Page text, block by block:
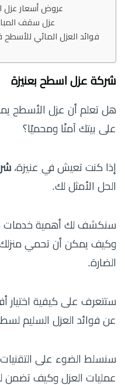
عروض أسعار عزل
عزل سقف
فوائد العزل المائي للأسطح
شركة عزل اسطح بعنيزة
هل تعلم أن عزل الأسطح
على بيتك آمنًا ومحميًا؟
إذا كنت تعيش في عنيزة،
الحل الأمثل لك.
سنكشف لك أهمية خدمات
وكيف يمكن أن تحمي منزلك
الضارة.
ستتعرف على كيفية اختيار
عن فوائد العزل السليم
سنسلط الضوء على
عمليات العزل وكيف تضمن